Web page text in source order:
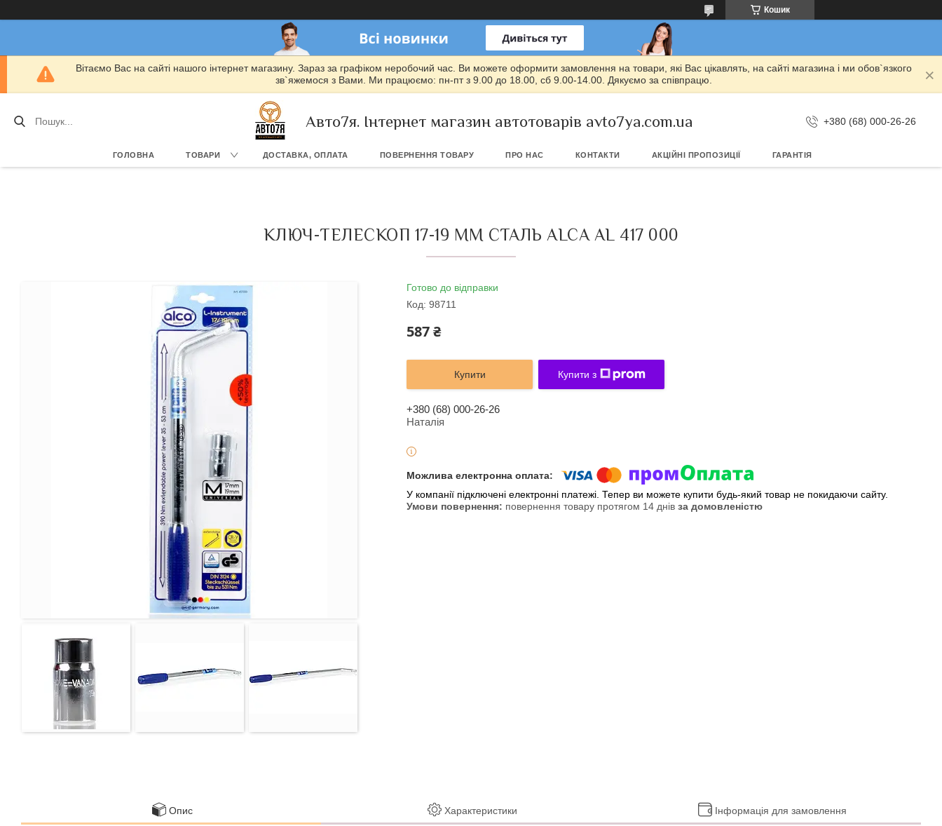
Кошик
Вітаємо Вас на сайті нашого інтернет магазину. Зараз за графіком неробочий час. Ви можете оформити замовлення на товари, які Вас цікавлять, на сайті магазина і ми обов`язкого
зв`яжемося з Вами. Ми працюємо: пн-пт з 9.00 до 18.00, сб 9.00-14.00. Дякуємо за співпрацю.
Авто7я. Інтернет магазин автотоварів avto7ya.com.ua +380 (68) 000-26-26
ГОЛОВНА ТОВАРИ ДОСТАВКА, ОПЛАТА ПОВЕРНЕННЯ ТОВАРУ ПРО НАС КОНТАКТИ АКЦІЙНІ ПРОПОЗИЦІЇ ГАРАНТІЯ
КЛЮЧ-ТЕЛЕСКОП 17-19 ММ СТАЛЬ ALCA AL 417 000
Готово до відправки
Код: 98711
587 ₴
Купити Купити з
+380 (68) 000-26-26
Наталія
У компанії підключені електронні платежі. Тепер ви можете купити будь-який товар не покидаючи сайту.
повернення товару протягом 14 днів за домовленістю
Опис Характеристики Інформація для замовлення